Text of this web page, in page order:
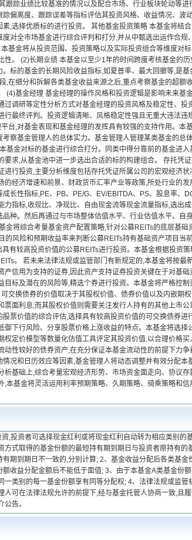
跟踪业绩比较基准的情况以及配合市场、行业板块轮动等
偏离度、跟踪误差等指标评估其投资风格、收益情况、波
,选择优质标的进行投资。 其他基金投资策略 本基金将结合
对全市场基金进行综合评判和打分,并从中甄选出运作合规
基金将从投资范围、投资策略以及实际投资组合等维度对
。 (2)长期业绩 本基金以至少1年的时间跨度考核基金的
标的基金的长期风险收益指标,如夏普率、最大回撤等,是
,在细分和拆解各类基金收益来源之后,重点考察基金的超额
(4)基金经理 基金经理的操作风格和投资逻辑是影响未来基
调研等定性分析方式对基金经理的投资风格及稳定性、投
最终评判。投资逻辑清晰、风格稳定性强且无重大违法违
台,对基金表现和基金经理的发挥具有较强的支持作用。本
察基金管理人的总体实力。基金管理人管理某类基金的总
基金对标的基金进行综合打分。同类中得分靠前的基金进
求,从基金池中进一步选出合适的标的构建组合。 存托凭
进行投资,主要分析维度包括存托凭证所属公司的宏观经济
经济增速和前景、财政货币汇率产业等政策,所处行业的
长性指标,PE、PB、PE/G、EV/EBITDA、PS、股息率、
指标,收现比、净现比、自由现金流等现金流量指标,选出
种。然后再通过与市场整体估值水平、行业估值水平、自
金将综合考量基金资产配置策略,针对公募REITs的底层基
风险和预期收益率来判断公募REITs持有基础资产项目当
有较高投资价值的公募REITs进行投资。本基金根据投资
。 若未来法律法规或监管部门有新规定的,本基金将按最
信用为支持的证券,因此资产支持证券投资关键在于对基
标及潜在的风险等,精选个券进行投资。本基金将严格控
交换债券的价值取决于其股权价值、债券价值以及内嵌期
面利息;而其股权价值则需要关注发行人持有的其他上市
票价值的综合评估,选择具有较高投资价值的可交换债券进
下行风险、分享股票价格上涨收益的特点。本基金将选择
定价模型等数量化估值工具评定其投资价值,以合理价格
性较好的债券资产,在充分保证本基金流动性的前提下力
况和日历效应等因素,基金管理人将动态调整并有效分配本
基础上,综合考量宏观经济形势、市场资金面走向、协议
本基金将灵活运用利率预期策略、久期策略、骑乘策略和
,投资者可选择现金红利或将现金红利自动转为相应类别的
式取得的基金份额的最短持有期到期日与投资者原持有的
期到期日不一致的,分别计算; 2、基金收益分配后各类基
收益分配金额后不能低于面值; 3、由于本基金A类基金份
类别的每一基金份额享有同等分配权; 4、法律法规或监
可在法律法规允许的前提下,经与基金托管人协商一致,且
告。